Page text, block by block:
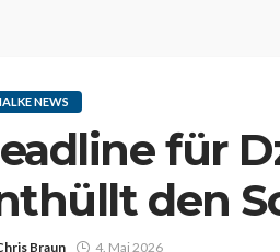
NEWS
für
den
Braun 4. Mai 2026